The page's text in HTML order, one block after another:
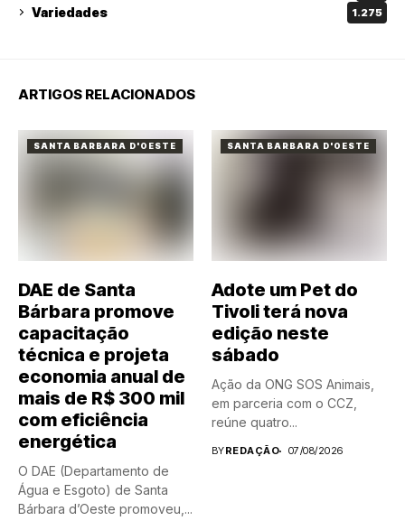
Variedades 1.275
ARTIGOS RELACIONADOS
SANTA BARBARA D'OESTE
DAE de Santa
Bárbara promove
capacitação
técnica e projeta
economia anual de
mais de R$ 300 mil
com eficiência
energética
O DAE (Departamento de
Água e Esgoto) de Santa
Bárbara d’Oeste promoveu,...
SANTA BARBARA D'OESTE
Adote um Pet do
Tivoli terá nova
edição neste
sábado
Ação da ONG SOS Animais,
em parceria com o CCZ,
reúne quatro...
BYREDAÇÃO 07/08/2026